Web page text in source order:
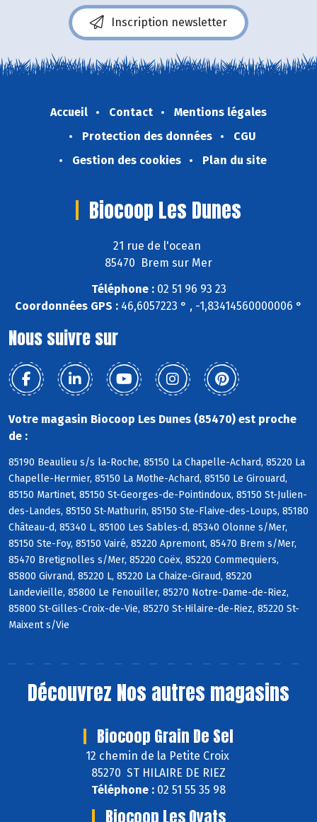
Inscription newsletter
Accueil Contact
Mentions légales
Protection des données
CGU
Gestion des cookies
Plan du site
Biocoop Les Dunes
21 rue de l'ocean
85470 Brem sur Mer
Téléphone :02 51 96 93 23
Coordonnées GPS : 46,6057223 ° , -1,83414560000006 °
Nous suivre sur
Votre magasin Biocoop Les Dunes (85470) est proche
de :
85190 Beaulieu s/s la-Roche, 85150 La Chapelle-Achard, 85220 La
Chapelle-Hermier, 85150 La Mothe-Achard, 85150 Le Girouard,
85150 Martinet, 85150 St-Georges-de-Pointindoux, 85150 St-Julien-
des-Landes, 85150 St-Mathurin, 85150 Ste-Flaive-des-Loups, 85180
Château-d, 85340 L, 85100 Les Sables-d, 85340 Olonne s/Mer,
85150 Ste-Foy, 85150 Vairé, 85220 Apremont, 85470 Brem s/Mer,
85470 Bretignolles s/Mer, 85220 Coëx, 85220 Commequiers,
85800 Givrand, 85220 L, 85220 La Chaize-Giraud, 85220
Landevieille, 85800 Le Fenouiller, 85270 Notre-Dame-de-Riez,
85800 St-Gilles-Croix-de-Vie, 85270 St-Hilaire-de-Riez, 85220 St-
Maixent s/Vie
Découvrez Nos autres magasins
Biocoop Grain De Sel
12 chemin de la Petite Croix
85270 ST HILAIRE DE RIEZ
Téléphone : 02 51 55 35 98
Biocoop Les Oyats